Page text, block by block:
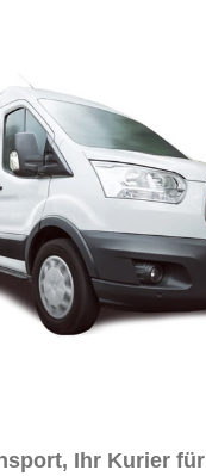
Ihr Kurier für